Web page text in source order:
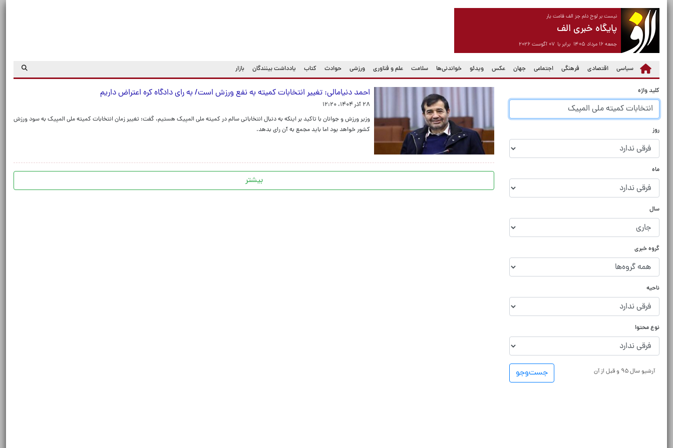
نیست بر لوح دلم جز الف قامت یار
پایگاه خبری الف
جمعه ۱۶ مرداد ۱۴۰۵ برابر با ۰۷ آگوست ۲۰۲۶
سیاسی اقتصادی فرهنگی اجتماعی جهان عکس ویدئو خواندنی‌ها سلامت علم و فناوری ورزشی حوادث کتاب یادداشت بینندگان بازار
کلید واژه
روز
ماه
سال
گروه خبری
ناحیه
نوع محتوا
جست‌و‌جو آرشیو سال ۹۵ و قبل از آن
احمد دنیامالی: تغییر انتخابات کمیته به نفع ورزش است/ به رای دادگاه کره اعتراض داریم
۲۸ آذر ۱۴۰۴، ۱۲:۲۰
وزیر ورزش و جوانان با تاکید بر اینکه به دنبال انتخاباتی سالم در کمیته ملی المپیک هستیم، گفت: تغییر زمان انتخابات کمیته ملی المپیک به سود ورزش
کشور خواهد بود اما باید مجمع به آن رای بدهد.
بیشتر